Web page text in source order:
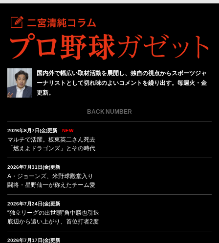
国内外で幅広い取材活動を展開し、独自の視点からスポーツジャ
ーナリストとして切れ味のよいコメントを繰り出す。毎週火・金
更新。
BACK NUMBER
2026年8月7日(金)更新 NEW
マルチで活躍。板東英二さん死去
「燃えよドラゴンズ」とその時代
2026年7月31日(金)更新
A・ジョーンズ、米野球殿堂入り
闘将・星野仙一が称えたチーム愛
2026年7月24日(金)更新
“独立リーグの出世頭”角中勝也引退
底辺から這い上がり、首位打者2度
2026年7月17日(金)更新